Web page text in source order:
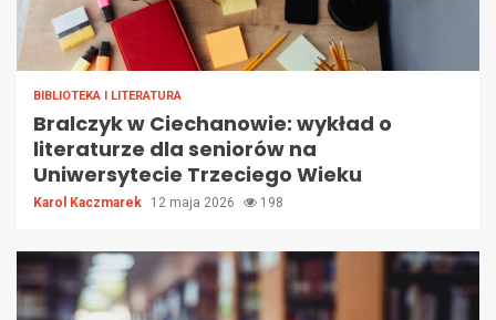
BIBLIOTEKA I LITERATURA
Bralczyk w Ciechanowie: wykład o
literaturze dla seniorów na
Uniwersytecie Trzeciego Wieku
Karol Kaczmarek 12 maja 2026 198